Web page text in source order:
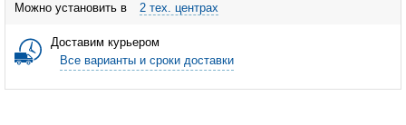
Можно установить в 2 тех. центрах
Доставим курьером
Все варианты и сроки доставки